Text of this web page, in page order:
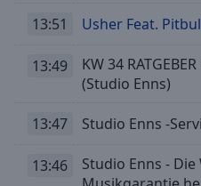
13:51 Usher Feat.
13:49
KW 34
(Studio Enns)
13:47 Studio Enns -
13:46
Studio Enns -